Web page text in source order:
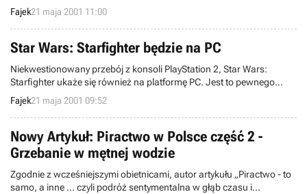
nich złożonych, na kończenie tytułów których dema zostały
zaprezentowane.
Fajek21 maja 2001 11:00
Star Wars: Starfighter będzie na PC
Niekwestionowany przebój z konsoli PlayStation 2, Star Wars:
Starfighter ukaże się również na platformę PC. Jest to pewnego
rodzaju zaskoczenie, ponieważ z planu wydawniczego firmy
LucasArts można wywnioskować, że będzie ona tworzyła gry
głównie na konsole PlayStation 2, Xbox, GameCube.
Fajek21 maja 2001 09:52
Nowy Artykuł: Piractwo w Polsce część 2 -
Grzebanie w mętnej wodzie
Zgodnie z wcześniejszymi obietnicami, autor artykułu „Piractwo - to
samo, a inne ... czyli podróż sentymentalna w głąb czasu i